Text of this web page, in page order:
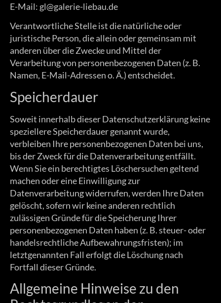
E-Mail: gl@galerie-liebau.de
Verantwortliche Stelle ist die natürliche oder
juristische Person, die allein oder gemeinsam mit
anderen über die Zwecke und Mittel der
Verarbeitung von personenbezogenen Daten (z. B.
Namen, E-Mail-Adressen o. Ä.) entscheidet.
Speicherdauer
Soweit innerhalb dieser Datenschutzerklärung keine
speziellere Speicherdauer genannt wurde,
verbleiben Ihre personenbezogenen Daten bei uns,
bis der Zweck für die Datenverarbeitung entfällt.
Wenn Sie ein berechtigtes Löschersuchen geltend
machen oder eine Einwilligung zur
Datenverarbeitung widerrufen, werden Ihre Daten
gelöscht, sofern wir keine anderen rechtlich
zulässigen Gründe für die Speicherung Ihrer
personenbezogenen Daten haben (z. B. steuer- oder
handelsrechtliche Aufbewahrungsfristen); im
letztgenannten Fall erfolgt die Löschung nach
Fortfall dieser Gründe.
Allgemeine Hinweise zu den